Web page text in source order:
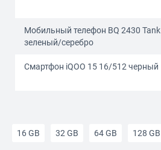
Мобильный телефон BQ 2430
зеленый/серебро
Смартфон iQOO 15 16/512 черный
16 GB 32 GB 64 GB 128 GB